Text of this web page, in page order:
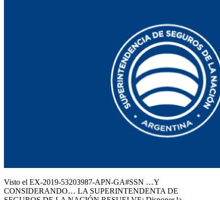
Visto el EX-2019-53203987-APN-GA#SSN …Y
CONSIDERANDO… LA SUPERINTENDENTA DE